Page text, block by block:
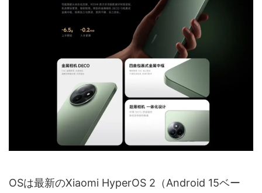
OSは最新のXiaomi HyperOS 2（Android 15ベー